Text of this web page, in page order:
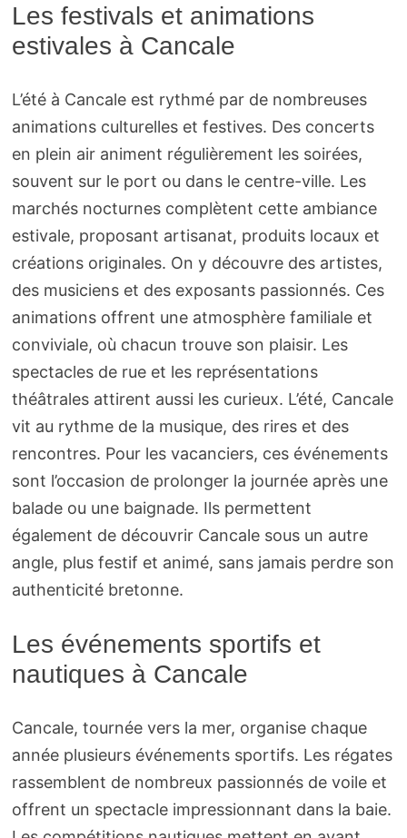
Les festivals et animations
estivales à Cancale
L’été à Cancale est rythmé par de nombreuses
animations culturelles et festives. Des concerts
en plein air animent régulièrement les soirées,
souvent sur le port ou dans le centre-ville. Les
marchés nocturnes complètent cette ambiance
estivale, proposant artisanat, produits locaux et
créations originales. On y découvre des artistes,
des musiciens et des exposants passionnés. Ces
animations offrent une atmosphère familiale et
conviviale, où chacun trouve son plaisir. Les
spectacles de rue et les représentations
théâtrales attirent aussi les curieux. L’été, Cancale
vit au rythme de la musique, des rires et des
rencontres. Pour les vacanciers, ces événements
sont l’occasion de prolonger la journée après une
balade ou une baignade. Ils permettent
également de découvrir Cancale sous un autre
angle, plus festif et animé, sans jamais perdre son
authenticité bretonne.
Les événements sportifs et
nautiques à Cancale
Cancale, tournée vers la mer, organise chaque
année plusieurs événements sportifs. Les régates
rassemblent de nombreux passionnés de voile et
offrent un spectacle impressionnant dans la baie.